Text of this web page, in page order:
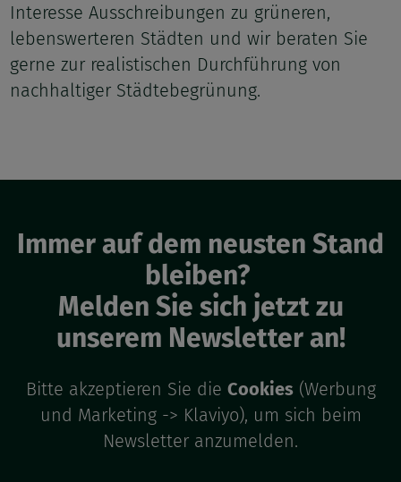
Interesse Ausschreibungen zu grüneren,
lebenswerteren Städten und wir beraten Sie
gerne zur realistischen Durchführung von
nachhaltiger Städtebegrünung.
Immer auf dem neusten Stand
bleiben?
Melden Sie sich jetzt zu
unserem Newsletter an!
Bitte akzeptieren Sie die Cookies(Werbung
und Marketing -> Klaviyo), um sich beim
Newsletter anzumelden.